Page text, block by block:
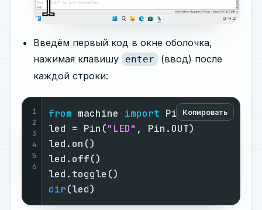
Введём первый код в окне оболочка,
нажимая клавишу
enter
(ввод) после
каждой строки:
Копировать
1
2
3
4
5
6
from machine import Pin
led = Pin("LED" , Pin.OUT)
led.on()
led.off()
dir(led)